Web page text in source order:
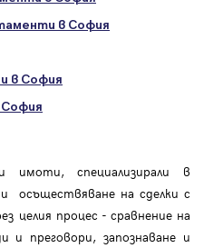
в София
в София
София
имоти, специализирали в
осъществяване на сделки с
процес - сравнение на
и преговори, запознаване и